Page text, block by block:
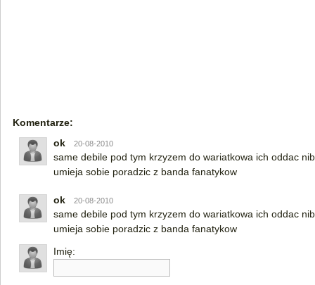
Komentarze:
ok
20-08-2010
same debile pod tym krzyzem do wariatkowa ich oddac
umieja sobie poradzic z banda fanatykow
ok 20-08-2010
same debile pod tym krzyzem do wariatkowa ich oddac
umieja sobie poradzic z banda fanatykow
Imię: